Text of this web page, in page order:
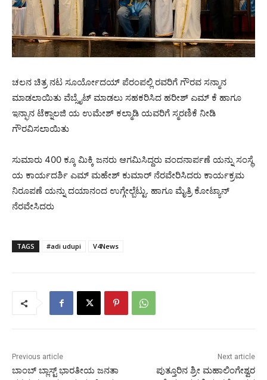
ಚಲನ ಚಿತ್ರ ನಟ ಸೂರ್ಯೋದಯ್ ಪೆರಂಪಲ್ಲಿ ರವರಿಗೆ ಗೌರವ ಸನ್ಮಾನ
ಮಾಡಲಾಯಿತು ವೆಬ್ಸೈಟ್ ಮಾಡಲು ಸಹಕರಿಸಿದ ಹರೀಶ್ ಎಮ್ ಕೆ ಹಾಗೂ
ಇನ್ಫಾನ ಟೆಕ್ನಾಲಜಿ ಯ ಉಮೇಶ್ ಕಲ್ಮಾಡಿ ಯವರಿಗೆ ಸ್ಮರಣಿಕೆ ನೀಡಿ
ಗೌರವಿಸಲಾಯಿತು
ಸುಮಾರು 400 ಕ್ಕೂ ಮಿಕ್ಕಿ ಜನರು ಆಗಮಿಸಿದ್ದರು ವಂದನಾರ್ಪಣೆ ಯನ್ನು ಸಂಸ್ಥೆ
ಯ ಕಾರ್ಯದರ್ಶಿ ಎಮ್ ಮಹೇಶ್ ಕುಮಾರ್ ನೆರವೇರಿಸಿದರು ಕಾರ್ಯಕ್ರಮ
ನಿರೂಪಣೆ ಯನ್ನು ದಯಾನಂದ ಉಗ್ಗೇಲ್ಬೆಟ್ಟು. ಹಾಗೂ ಮೈತ್ರಿ ಕೋಟ್ಯಾನ್
ನೆರವೇಸಿದರು
TAGS #adi udupi V4News
Previous article
ಬಾಂಬ್ ಬ್ಲಾಸ್ಟ್ ಭಾರತೀಯ ಜನತಾ
Next article
ಪುತ್ತೂರಿನ ಶ್ರೀ ಮಹಾಲಿಂಗೇಶ್ವರ